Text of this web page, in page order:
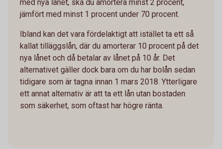
med nya lånet, ska du amortera minst 2 procent,
jämfört med minst 1 procent under 70 procent.
Ibland kan det vara fördelaktigt att istället ta ett så
kallat tilläggslån, där du amorterar 10 procent på det
nya lånet och då betalar av lånet på 10 år. Det
alternativet gäller dock bara om du har bolån sedan
tidigare som är tagna innan 1 mars 2018. Ytterligare
ett annat alternativ är att ta ett lån utan bostaden
som säkerhet, som oftast har högre ränta.